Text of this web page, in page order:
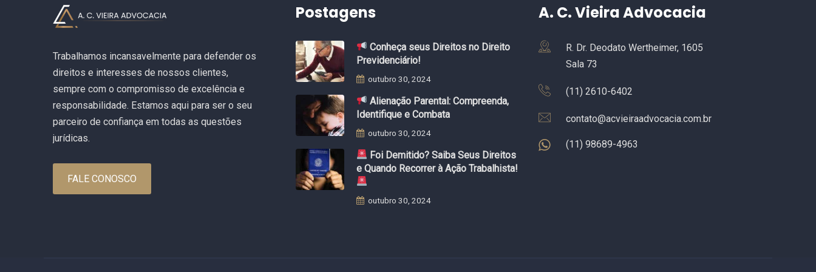
Trabalhamos incansavelmente para defender os
direitos e interesses de nossos clientes,
sempre com o compromisso de excelência e
responsabilidade. Estamos aqui para ser o seu
parceiro de confiança em todas as questões
jurídicas.
FALE CONOSCO
Postagens
Conheça seus Direitos no Direito
Previdenciário!
outubro 30, 2024
Alienação Parental: Compreenda,
Identifique e Combata
outubro 30, 2024
Foi Demitido? Saiba Seus Direitos
e Quando Recorrer à Ação Trabalhista!
outubro 30, 2024
A. C. Vieira Advocacia
R. Dr. Deodato Wertheimer, 1605
Sala 73
(11) 2610-6402
contato@acvieiraadvocacia.com.br
(11) 98689-4963